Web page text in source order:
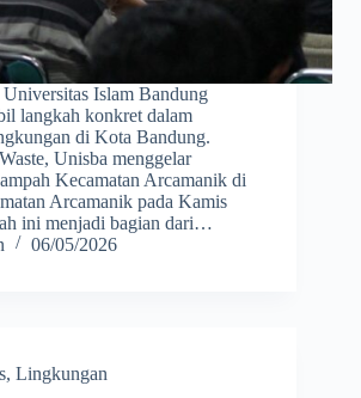
Islam Bandung
langkah konkret dalam
di Kota Bandung.
Unisba menggelar
Kecamatan Arcamanik di
Arcamanik pada Kamis
ini menjadi bagian dari…
06/05/2026
, Lingkungan